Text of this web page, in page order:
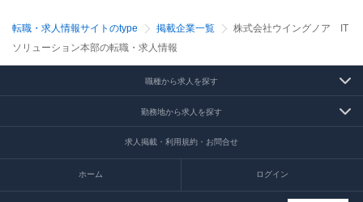
転職・求人情報サイトのtype 掲載企業一覧
株式会社ウイングノア IT
ソリューション本部の転職・求人情報
職種から求人を探す
勤務地から求人を探す
求人掲載・利用規約・お問合せ
ホーム ログイン